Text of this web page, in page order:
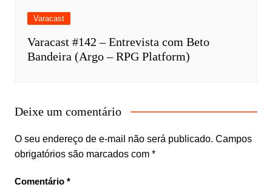
Varacast
Varacast #142 – Entrevista com Beto
Bandeira (Argo – RPG Platform)
Deixe um comentário
O seu endereço de e-mail não será publicado. Campos
obrigatórios são marcados com *
Comentário *